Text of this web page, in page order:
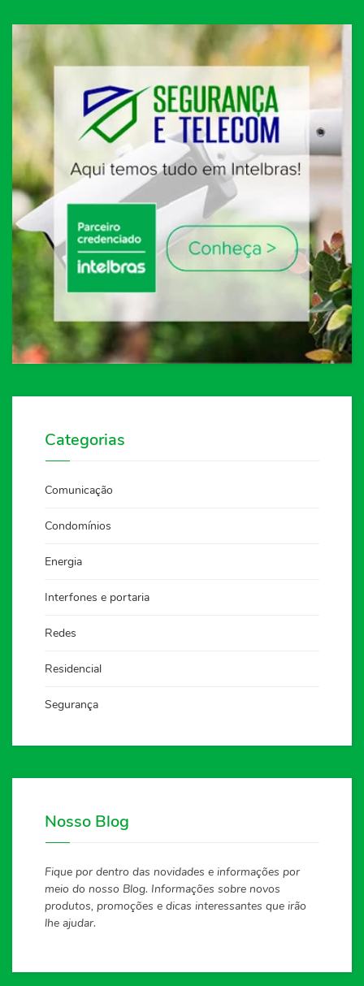
Categorias
Comunicação
Condomínios
Energia
Interfones e portaria
Redes
Residencial
Segurança
Nosso Blog
Fique por dentro das novidades e informações por
meio do nosso Blog. Informações sobre novos
produtos, promoções e dicas interessantes que irão
lhe ajudar.